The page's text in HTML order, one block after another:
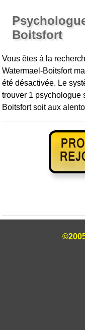
Boitsfort
Vous êtes à la
Watermael-Boitsfort
été désactivée. Le
trouver 1 psychologue
Boitsfort soit aux